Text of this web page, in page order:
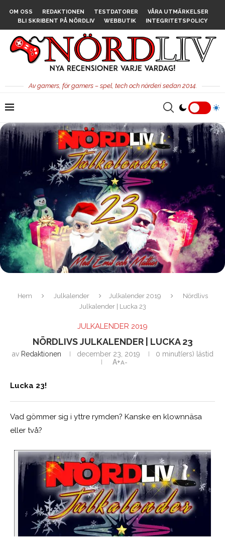
OM OSS REDAKTIONEN TESTDATORER
VÅRA UTMÄRKELSER
BLI SKRIBENT PÅ NÖRDLIV
WEBBUTIK INTEGRITETSPOLICY
Av gamers, för gamers – spel, tech och nörderi sedan 2014.
Hem Julkalender Julkalender 2019
Nördlivs
Julkalender | Lucka 23
JULKALENDER 2019
NÖRDLIVS JULKALENDER | LUCKA 23
av Redaktionen december 23, 2019
0 minut(ers) lästid
A+A-
Lucka 23!
Vad gömmer sig i yttre rymden? Kanske en klownnäsa
eller två?